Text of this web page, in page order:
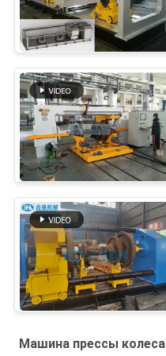
Машина прессы колеса